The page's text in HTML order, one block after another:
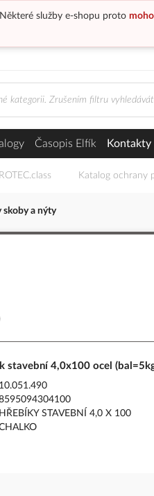
služby e-shopu proto
Časopis Elfík Kontakty
Katalog ochrany
skoby a nýty
stavební 4,0x100 ocel
10.051.490
HŘEBÍKY STAVEBNÍ 4,0 X 100